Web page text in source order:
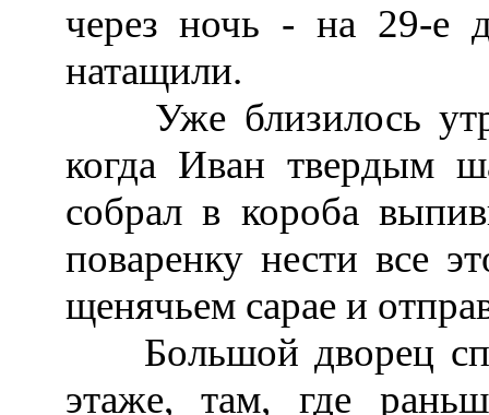
через ночь - на 29-е
натащили.
Уже близилось
когда Иван твердым
собрал в короба
поваренку нести все
щенячьем сарае и
Большой дворец
этаже, там, где